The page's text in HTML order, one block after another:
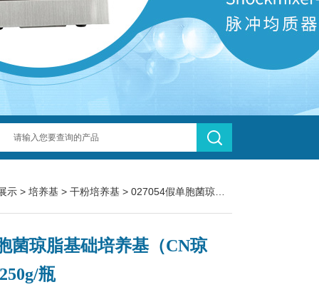
示 > 培养基 > 干粉培养基 > 027054假单胞菌琼脂基础培养基（CN琼脂） 250g/瓶
菌琼脂基础培养基（CN琼
瓶